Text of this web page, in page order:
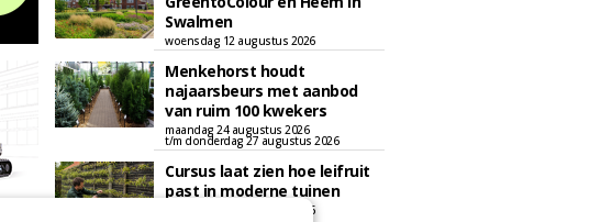
Swalmen
woensdag 12 augustus 2026
Menkehorst houdt
najaarsbeurs met aanbod
van ruim 100 kwekers
maandag 24 augustus 2026
t/m donderdag 27 augustus 2026
Cursus laat zien hoe leifruit
past in moderne tuinen
woensdag 26 augustus 2026